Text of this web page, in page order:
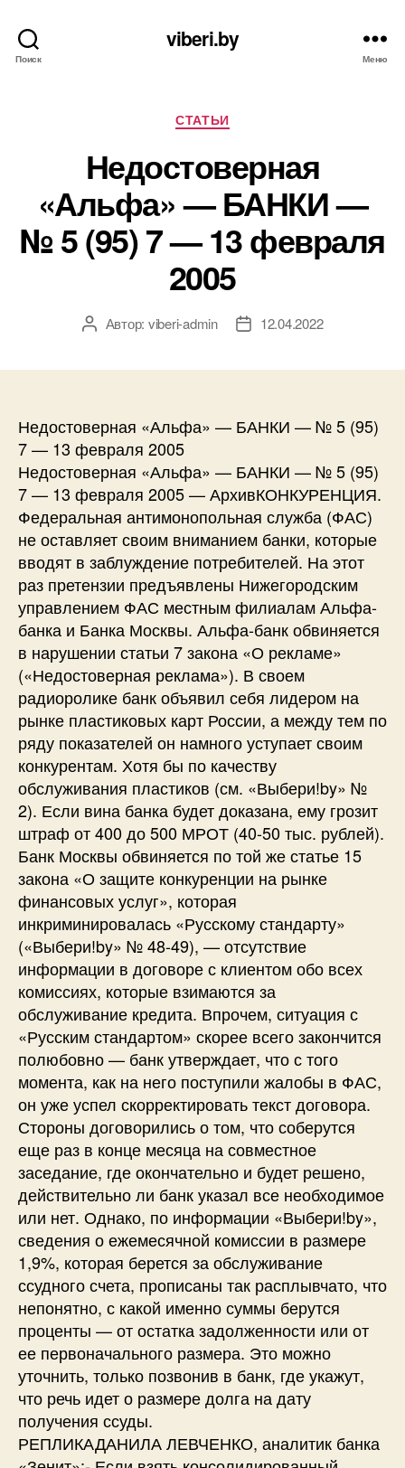
Поиск
viberi.by
Меню
Рубрики
СТАТЬИ
Недостоверная
«Альфа» — БАНКИ —
№ 5 (95) 7 — 13 февраля
2005
АвторАвтор: viberi-admin
Дата12.04.2022
Недостоверная «Альфа» — БАНКИ — № 5 (95)
7 — 13 февраля 2005
Недостоверная «Альфа» — БАНКИ — № 5 (95)
7 — 13 февраля 2005 — АрхивКОНКУРЕНЦИЯ.
Федеральная антимонопольная служба (ФАС)
не оставляет своим вниманием банки, которые
вводят в заблуждение потребителей. На этот
раз претензии предъявлены Нижегородским
управлением ФАС местным филиалам Альфа-
банка и Банка Москвы. Альфа-банк обвиняется
в нарушении статьи 7 закона «О рекламе»
(«Недостоверная реклама»). В своем
радиоролике банк объявил себя лидером на
рынке пластиковых карт России, а между тем по
ряду показателей он намного уступает своим
конкурентам. Хотя бы по качеству
обслуживания пластиков (см. «Выбери!by» №
2). Если вина банка будет доказана, ему грозит
штраф от 400 до 500 МРОТ (40-50 тыс. рублей).
Банк Москвы обвиняется по той же статье 15
закона «О защите конкуренции на рынке
финансовых услуг», которая
инкриминировалась «Русскому стандарту»
(«Выбери!by» № 48-49), — отсутствие
информации в договоре с клиентом обо всех
комиссиях, которые взимаются за
обслуживание кредита. Впрочем, ситуация с
«Русским стандартом» скорее всего закончится
полюбовно — банк утверждает, что с того
момента, как на него поступили жалобы в ФАС,
он уже успел скорректировать текст договора.
Стороны договорились о том, что соберутся
еще раз в конце месяца на совместное
заседание, где окончательно и будет решено,
действительно ли банк указал все необходимое
или нет. Однако, по информации «Выбери!by»,
сведения о ежемесячной комиссии в размере
1,9%, которая берется за обслуживание
ссудного счета, прописаны так расплывчато, что
непонятно, с какой именно суммы берутся
проценты — от остатка задолженности или от
ее первоначального размера. Это можно
уточнить, только позвонив в банк, где укажут,
что речь идет о размере долга на дату
получения ссуды.
РЕПЛИКАДАНИЛА ЛЕВЧЕНКО, аналитик банка